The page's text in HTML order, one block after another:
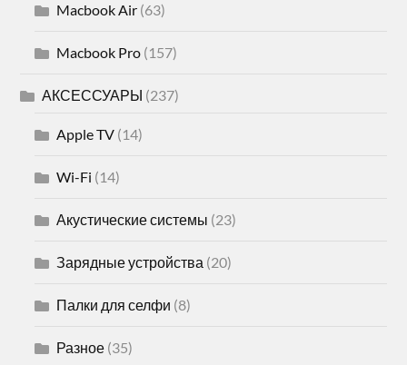
Macbook Air (63)
Macbook Pro (157)
АКСЕССУАРЫ (237)
Apple TV (14)
Wi-Fi (14)
Акустические системы (23)
Зарядные устройства (20)
Палки для селфи (8)
Разное (35)